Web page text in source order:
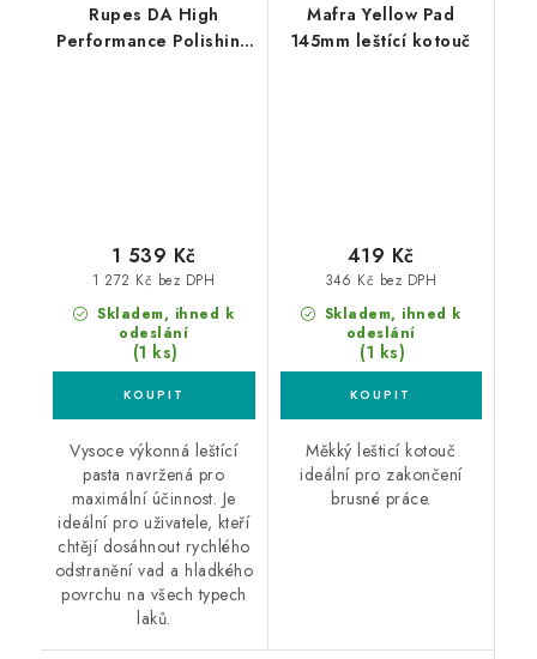
Rupes DA High
Performance Polishing
Skladem, ihned k
odeslání
(1 ks)
1 272 Kč bez DPH
1 539 Kč
Vysoce výkonná leštící
pasta navržená pro
maximální účinnost. Je
ideální pro uživatele, kteří
chtějí dosáhnout rychlého
odstranění vad a hladkého
povrchu na všech typech
laků.
Mafra Yellow Pad
145mm leštící kotouč
Skladem, ihned k
odeslání
(1 ks)
346 Kč bez DPH
419 Kč
Měkký lešticí kotouč
ideální pro zakončení
brusné práce.